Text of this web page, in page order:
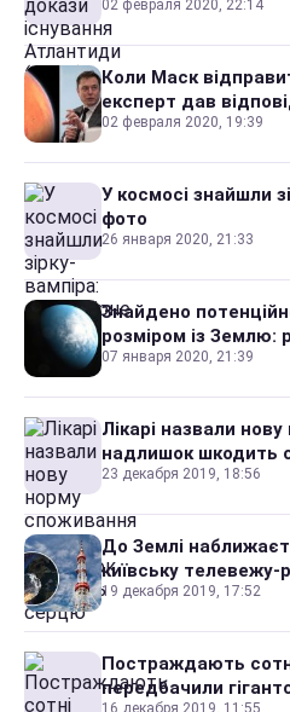
02 февраля 2020, 22:14
Коли Маск
експерт дав
02 февраля 2020, 19:39
У космосі знайшли
фото
26 января 2020, 21:33
Знайдено
розміром із Землю:
07 января 2020, 21:39
Лікарі назвали
надлишок шкодить
23 декабря 2019, 18:56
До Землі
київську
19 декабря 2019, 17:52
Постраждають
передбачили
16 декабря 2019, 11:55